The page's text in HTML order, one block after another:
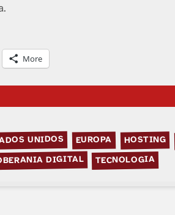
More
UNIDOS EUROPA HOSTING
DIGITAL TECNOLOGIA